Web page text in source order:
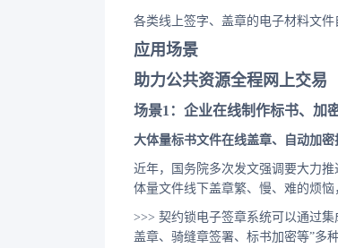
各类线上签字、盖章的电子材料文件
应用场景
助力公共资源全程网上交易
场景1：企业在线制作标书、加
大体量标书文件在线盖章、自动加
近年，国务院多次发文强调要大力
体量文件线下盖章繁、慢、难的烦
>>> 契约锁电子签章系统可以通过
盖章、骑缝章签署、标书加密等”多